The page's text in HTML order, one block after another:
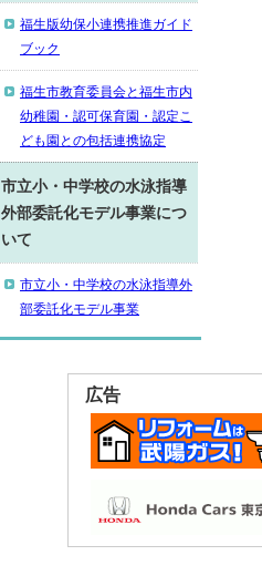
福生版幼保小連携推進ガイド
ブック
福生市教育委員会と福生市内
幼稚園・認可保育園・認定こ
ども園との包括連携協定
市立小・中学校の水泳指導
外部委託化モデル事業につ
いて
市立小・中学校の水泳指導外
部委託化モデル事業
広告